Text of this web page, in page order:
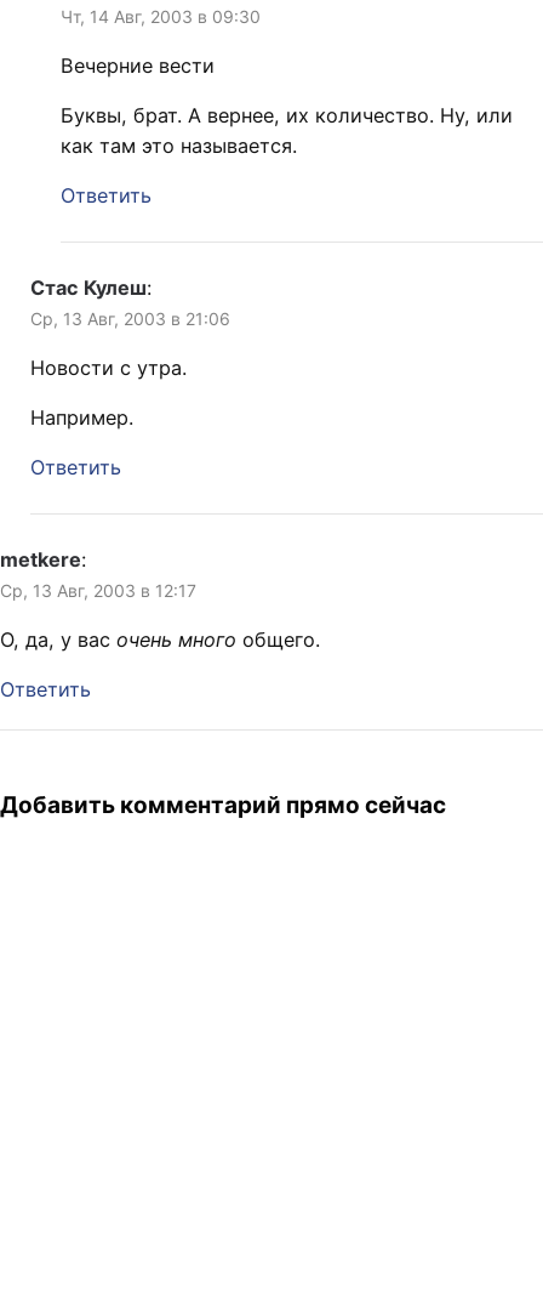
Чт, 14 Авг, 2003 в 09:30
Вечерние вести
Буквы, брат. А вернее, их количество. Ну, или
как там это называется.
Ответить
Стас Кулеш:
Ср, 13 Авг, 2003 в 21:06
Новости с утра.
Например.
Ответить
metkere:
Ср, 13 Авг, 2003 в 12:17
О, да, у вас очень много общего.
Ответить
Добавить комментарий прямо сейчас